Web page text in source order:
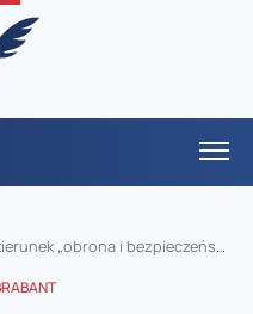
„obrona i bezpieczeństwo” w szkole średniej w Tienen